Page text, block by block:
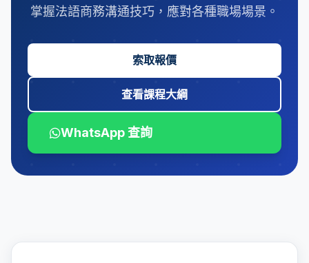
掌握法語商務溝通技巧，應對各種職場場景。
索取報價
查看課程大綱
WhatsApp 查詢